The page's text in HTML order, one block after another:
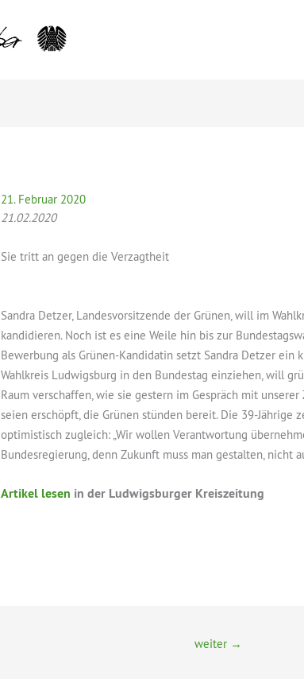
21. Februar 2020
21.02.2020
Sie tritt an gegen die Verzagtheit
Sandra Detzer, Landesvorsitzende der Grünen, will im
kandidieren. Noch ist es eine Weile hin bis zur
Bewerbung als Grünen-Kandidatin setzt Sandra Detzer ein
Wahlkreis Ludwigsburg in den Bundestag einziehen, will
Raum verschaffen, wie sie gestern im Gespräch mit unserer
seien erschöpft, die Grünen stünden bereit. Die 39-Jährige
optimistisch zugleich: „Wir wollen Verantwortung
Bundesregierung, denn Zukunft muss man gestalten, nicht
Artikel lesen in der Ludwigsburger Kreiszeitung
weiter →